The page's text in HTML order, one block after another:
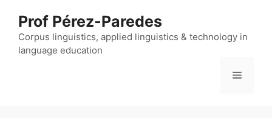
content
Prof Pérez-Paredes
Corpus linguistics, applied linguistics & technology in
language education
Menu